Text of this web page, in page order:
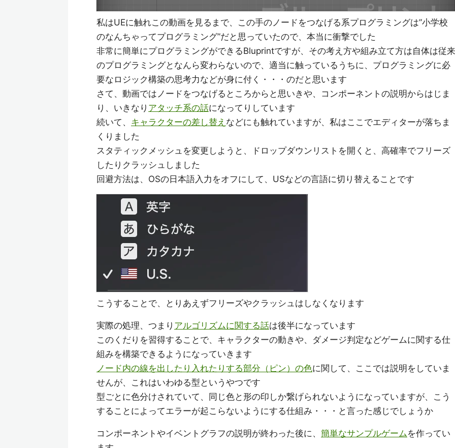
私はUEに触れこの動画を見るまで、この手のノードをつなげる系プログラミングは”小学校
のなんちゃってプログラミング”だと思っていたので、本当に衝撃でした
非常に簡単にプログラミングができるBluprintですが、その考え方や組み立て方は自体は従来
のプログラミングとなんら変わらないので、適当に触っているうちに、プログラミングに必
要なロジック構築の思考力などが身に付く・・・のだと思います
さて、動画ではノードをつなげるところからと思いきや、コンポーネントの説明からはじま
り、いきなり アタッチ系の話になってりしています
続いて、 キャラクターの差し替え などにも触れていますが、私はここでエディターが落ちま
くりました
スタティックメッシュを変更しようと、ドロップダウンリストを開くと、高確率でフリーズ
したりクラッシュしました
回避方法は、OSの日本語入力をオフにして、USなどの言語に切り替えることです
こうすることで、とりあえずフリーズやクラッシュはしなくなります
実際の処理、つまり アルゴリズムに関する話は後半になっています
このくだりを習得することで、キャラクターの動きや、ダメージ判定などゲームに関する仕
組みを構築できるようになっていきます
ノード内の線を出したり入れたりする部分（ピン）の色に関して、ここでは説明をしていま
せんが、これはいわゆる型というやつです
型ごとに色分けされていて、同じ色と形の印しか繋げられないようになっていますが、こう
することによってエラーが起こらないようにする仕組み・・・と言った感じでしょうか
コンポーネントやイベントグラフの説明が終わった後に、 簡単なサンプルゲーム を作ってい